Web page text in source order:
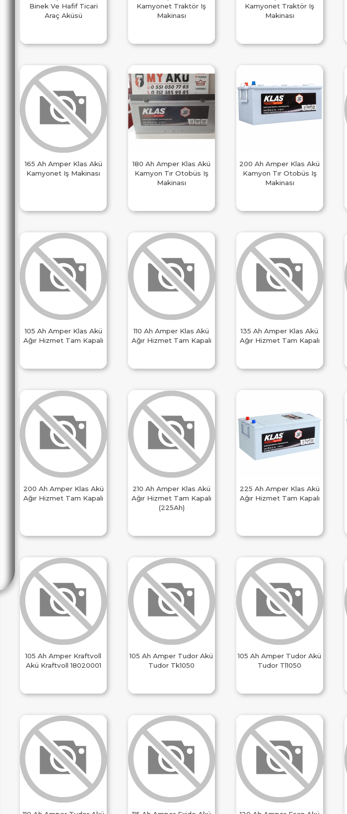
Binek Ve Hafif Ticari
Araç Aküsü
Kamyonet Traktör Iş
Makinası
Kamyonet Traktör Iş
Makinası
165 Ah Amper Klas Akü
Kamyonet Iş Makinası
180 Ah Amper Klas Akü
Kamyon Tır Otobüs Iş
Makinası
200 Ah Amper Klas Akü
Kamyon Tır Otobüs Iş
Makinası
105 Ah Amper Klas Akü
Ağır Hizmet Tam Kapalı
110 Ah Amper Klas Akü
Ağır Hizmet Tam Kapalı
135 Ah Amper Klas Akü
Ağır Hizmet Tam Kapalı
200 Ah Amper Klas Akü
Ağır Hizmet Tam Kapalı
210 Ah Amper Klas Akü
Ağır Hizmet Tam Kapalı
(225Ah)
225 Ah Amper Klas Akü
Ağır Hizmet Tam Kapalı
105 Ah Amper Kraftvoll
Akü Kraftvoll 18020001
105 Ah Amper Tudor Akü
Tudor Tk1050
105 Ah Amper Tudor Akü
Tudor Tl1050